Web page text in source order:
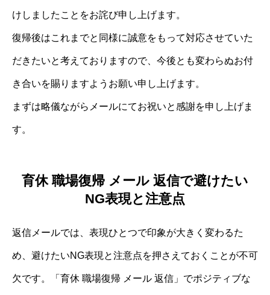
けしましたことをお詫び申し上げます。
復帰後はこれまでと同様に誠意をもって対応させていた
だきたいと考えておりますので、今後とも変わらぬお付
き合いを賜りますようお願い申し上げます。
まずは略儀ながらメールにてお祝いと感謝を申し上げま
す。
育休 職場復帰 メール 返信で避けたい
NG表現と注意点
返信メールでは、表現ひとつで印象が大きく変わるた
め、避けたいNG表現と注意点を押さえておくことが不可
欠です。「育休 職場復帰 メール 返信」でポジティブな